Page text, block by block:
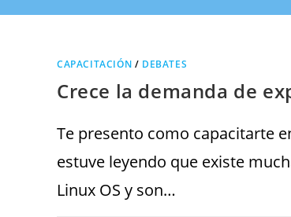
CAPACITACIÓN / DEBATES
Crece la demanda de
Te presento como capacitarte
estuve leyendo que existe
Linux OS y son…